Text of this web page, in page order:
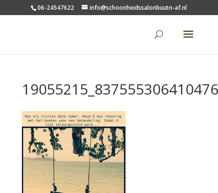
06-24547622 info@schoonheidssalonbuutn-af.nl